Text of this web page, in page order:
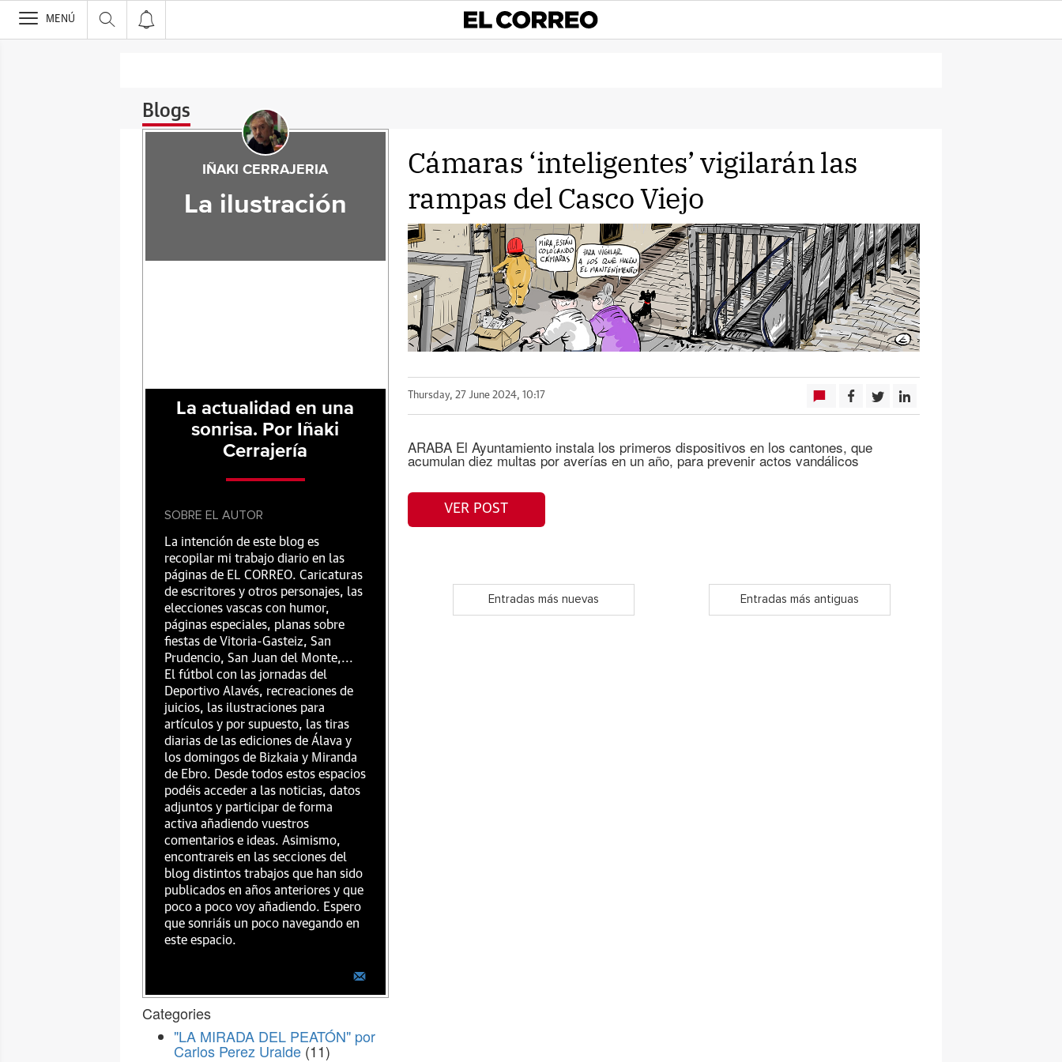
>
MENÚ
Blogs
Cámaras ‘inteligentes’ vigilarán las
rampas del Casco Viejo
Thursday, 27 June 2024, 10:17
ARABA El Ayuntamiento instala los primeros dispositivos en los cantones, que
acumulan diez multas por averías en un año, para prevenir actos vandálicos
VER POST
Entradas más nuevas Entradas más antiguas
IÑAKI CERRAJERIA
La ilustración
La actualidad en una
sonrisa. Por Iñaki
Cerrajería
SOBRE EL AUTOR
La intención de este blog es
recopilar mi trabajo diario en las
páginas de EL CORREO. Caricaturas
de escritores y otros personajes, las
elecciones vascas con humor,
páginas especiales, planas sobre
fiestas de Vitoria-Gasteiz, San
Prudencio, San Juan del Monte,...
El fútbol con las jornadas del
Deportivo Alavés, recreaciones de
juicios, las ilustraciones para
artículos y por supuesto, las tiras
diarias de las ediciones de Álava y
los domingos de Bizkaia y Miranda
de Ebro. Desde todos estos espacios
podéis acceder a las noticias, datos
adjuntos y participar de forma
activa añadiendo vuestros
comentarios e ideas. Asimismo,
encontrareis en las secciones del
blog distintos trabajos que han sido
publicados en años anteriores y que
poco a poco voy añadiendo. Espero
que sonriáis un poco navegando en
este espacio.
Categories
"LA MIRADA DEL PEATÓN" por
Carlos Perez Uralde (11)